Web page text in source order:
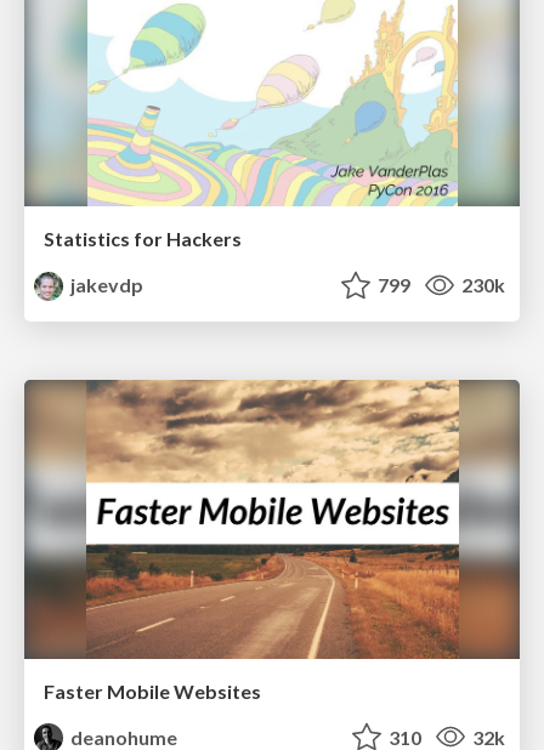
Statistics for Hackers
jakevdp
799 230k
Faster Mobile Websites
deanohume
310 32k